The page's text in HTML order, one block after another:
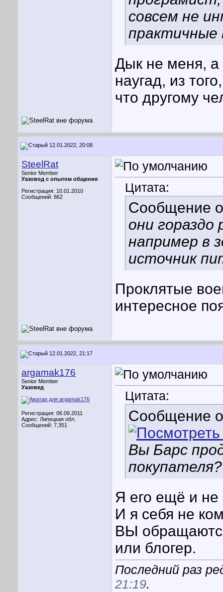
совсем не
Дык не меня,
наугад, из
что другому
12.01.2022, 20:08
SteelRat
Senior Member
Уазовод с опытом общения
Регистрация: 10.01.2010
Сообщений: 862
Цитата:
Сообщение
они гораздо
например в
источник
Проклятые
интересное
12.01.2022, 21:17
argamak176
Senior Member
Уазовед
Регистрация: 06.09.2011
Адрес: Липецкая обл.
Сообщений: 7,351
Цитата:
Сообщение
Вы Барс
покупателя?
Я его ещё и не
И я себя не
ВЫ
или блогер.
Последний раз
21:19.